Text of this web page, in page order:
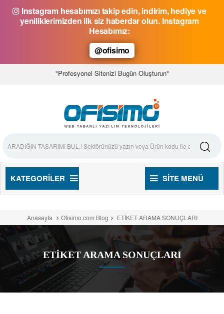
Instagram hesabımızı takip edin, indirim, hediye ve
yeniliklerimizden ilk siz haberdar olun. Instagram
Hesabımız:
@ofisimo
"Profesyonel Sitenizi Bugün Oluşturun"
KATEGORILER SITE MENÜ
Anasayfa Ofisimo.com Blog ETİKET ARAMA SONUÇLARI
ETİKET ARAMA SONUÇLARI